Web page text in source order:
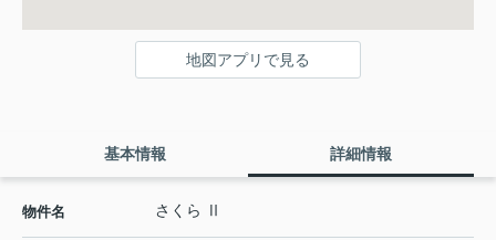
地図アプリで見る
基本情報 詳細情報
物件名 さくら Ⅱ